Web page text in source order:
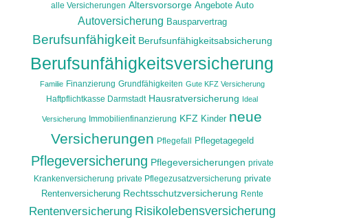
alle Versicherungen Altersvorsorge Angebote Auto
Autoversicherung Bausparvertrag
Berufsunfähigkeit Berufsunfähigkeitsabsicherung
Berufsunfähigkeitsversicherung
Familie Finanzierung Grundfähigkeiten Gute KFZ Versicherung
Haftpflichtkasse Darmstadt Hausratversicherung Ideal
Versicherung Immobilienfinanzierung KFZ Kinder neue
Versicherungen Pflegefall Pflegetagegeld
Pflegeversicherung Pflegeversicherungen private
Krankenversicherung private Pflegezusatzversicherung private
Rentenversicherung Rechtsschutzversicherung Rente
Rentenversicherung Risikolebensversicherung